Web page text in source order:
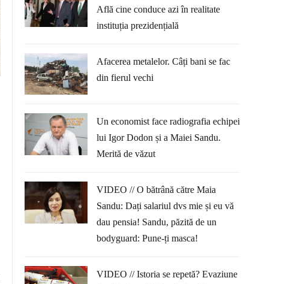
Află cine conduce azi în realitate
instituția prezidențială
Afacerea metalelor. Câți bani se fac
din fierul vechi
Un economist face radiografia echipei
lui Igor Dodon și a Maiei Sandu.
Merită de văzut
VIDEO // O bătrână către Maia
Sandu: Dați salariul dvs mie și eu vă
dau pensia! Sandu, păzită de un
bodyguard: Pune-ți masca!
VIDEO // Istoria se repetă? Evaziune